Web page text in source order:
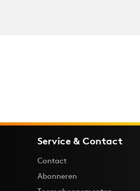
Service & Contact
Contact
Abonneren